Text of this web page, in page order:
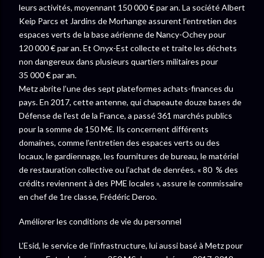
leurs activités, moyennant 150 000 € par an. La société Albert
Keip Parcs et Jardins de Morhange assurent l’entretien des
espaces verts de la base aérienne de Nancy-Ochey pour
120 000 € par an. Et Onyx-Est collecte et traite les déchets
non dangereux dans plusieurs quartiers militaires pour
35 000 € par an.
Metz abrite l’une des sept plateformes achats-finances du
pays. En 2017, cette antenne, qui chapeaute douze bases de
Défense de l’est de la France, a passé 361 marchés publics
pour la somme de 150 M€. Ils concernent différents
domaines, comme l’entretien des espaces verts ou des
locaux, le gardiennage, les fournitures de bureau, le matériel
de restauration collective ou l’achat de denrées. « 80 % des
crédits reviennent à des PME locales », assure le commissaire
en chef de 1reclasse, Frédéric Deroo.
Améliorer les conditions de vie du personnel
L’Esid, le service de l’infrastructure, lui aussi basé à Metz pour